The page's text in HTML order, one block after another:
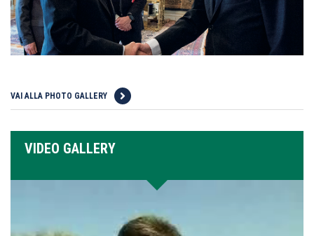
VAI ALLA PHOTO GALLERY
VIDEO GALLERY